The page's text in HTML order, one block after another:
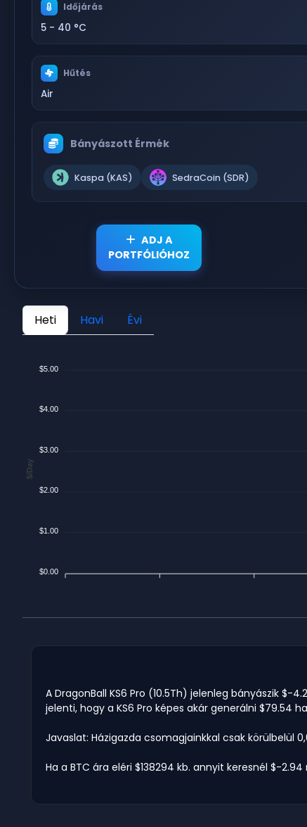
Időjárás
5 - 40 °C
Hűtés
Air
Bányászott Érmék
Kaspa (KAS) SedraCoin (SDR)
ADJ A
PORTFÓLIÓHOZ
Heti Havi Évi
$5.00
$4.00
$3.00
$2.00
$1.00
$0.00
$/Day
A DragonBall KS6 Pro (10.5Th) jelenleg bányászik
jelenti, hogy a KS6 Pro képes akár generálni $79.54
Javaslat: Házigazda csomagjainkkal csak körülbelül
Ha a BTC ára eléri $138294 kb. annyit keresnél $-